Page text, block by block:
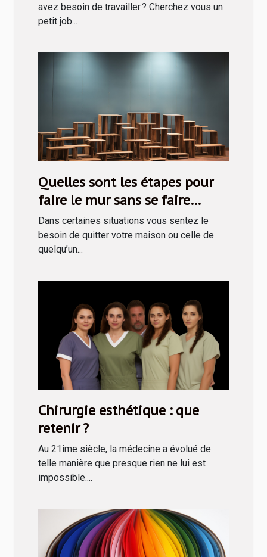
avez besoin de travailler ? Cherchez vous un
petit job...
Quelles sont les étapes pour
faire le mur sans se faire
prendre ?
Dans certaines situations vous sentez le
besoin de quitter votre maison ou celle de
quelqu’un...
Chirurgie esthétique : que
retenir ?
Au 21ime siècle, la médecine a évolué de
telle manière que presque rien ne lui est
impossible....